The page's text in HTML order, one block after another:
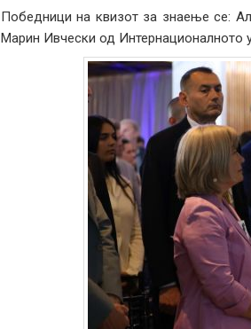
Победници на квизот за знаење се:
Марин Ивчески од Интернационалното